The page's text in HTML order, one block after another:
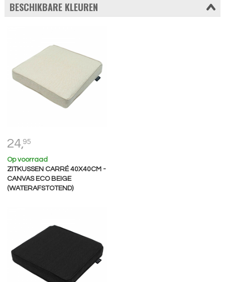
BESCHIKBARE KLEUREN
24,95
Op voorraad
ZITKUSSEN CARRÉ 40X40CM -
CANVAS ECO BEIGE
(WATERAFSTOTEND)